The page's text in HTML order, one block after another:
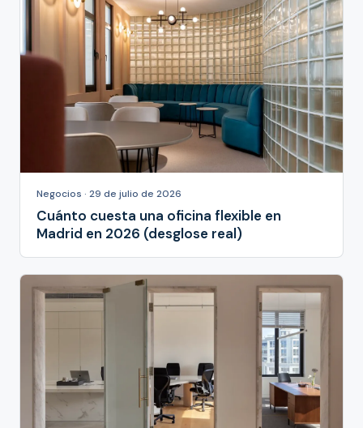
Negocios · 29 de julio de 2026
Cuánto cuesta una oficina flexible en
Madrid en 2026 (desglose real)